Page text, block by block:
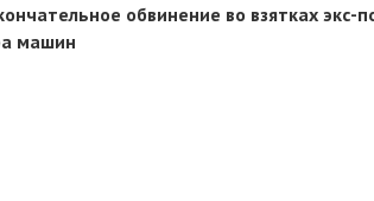
обвинение во взятках экс-
машин